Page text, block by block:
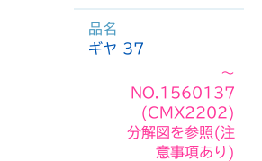
ギヤ 37
～
NO.1560137
(CMX2202)
分解図を参照(注
意事項あり)